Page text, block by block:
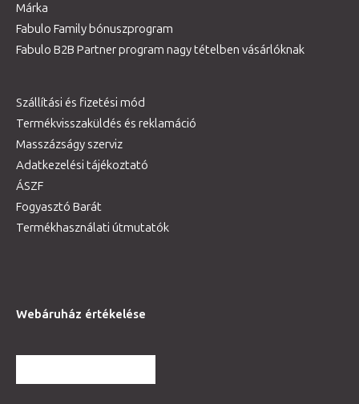
Márka
Fabulo Family bónuszprogram
Fabulo B2B Partner program nagy tételben vásárlóknak
Szállítási és fizetési mód
Termékvisszaküldés és reklamáció
Masszázságy szerviz
Adatkezelési tájékoztató
ÁSZF
Fogyasztó Barát
Termékhasználati útmutatók
Webáruház értékelése